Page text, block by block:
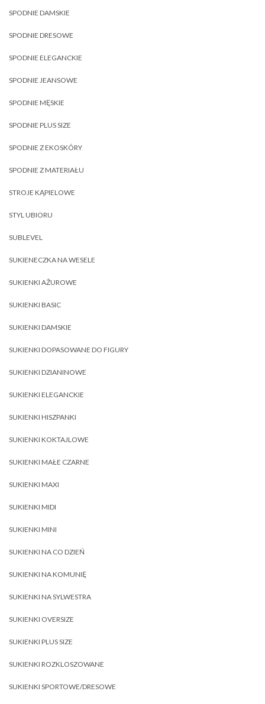
SPODNIE DAMSKIE
SPODNIE DRESOWE
SPODNIE ELEGANCKIE
SPODNIE JEANSOWE
SPODNIE MĘSKIE
SPODNIE PLUS SIZE
SPODNIE Z EKOSKÓRY
SPODNIE Z MATERIAŁU
STROJE KĄPIELOWE
STYL UBIORU
SUBLEVEL
SUKIENECZKA NA WESELE
SUKIENKI AŻUROWE
SUKIENKI BASIC
SUKIENKI DAMSKIE
SUKIENKI DOPASOWANE DO FIGURY
SUKIENKI DZIANINOWE
SUKIENKI ELEGANCKIE
SUKIENKI HISZPANKI
SUKIENKI KOKTAJLOWE
SUKIENKI MAŁE CZARNE
SUKIENKI MAXI
SUKIENKI MIDI
SUKIENKI MINI
SUKIENKI NA CO DZIEŃ
SUKIENKI NA KOMUNIĘ
SUKIENKI NA SYLWESTRA
SUKIENKI OVERSIZE
SUKIENKI PLUS SIZE
SUKIENKI ROZKLOSZOWANE
SUKIENKI SPORTOWE/DRESOWE